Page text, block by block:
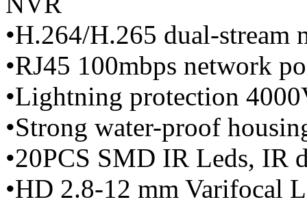
•H.264/H.265 dual-stream
•RJ45 100mbps network
•Lightning protection
•Strong water-proof
•20PCS SMD IR Leds, IR
•HD 2.8-12 mm Varifocal